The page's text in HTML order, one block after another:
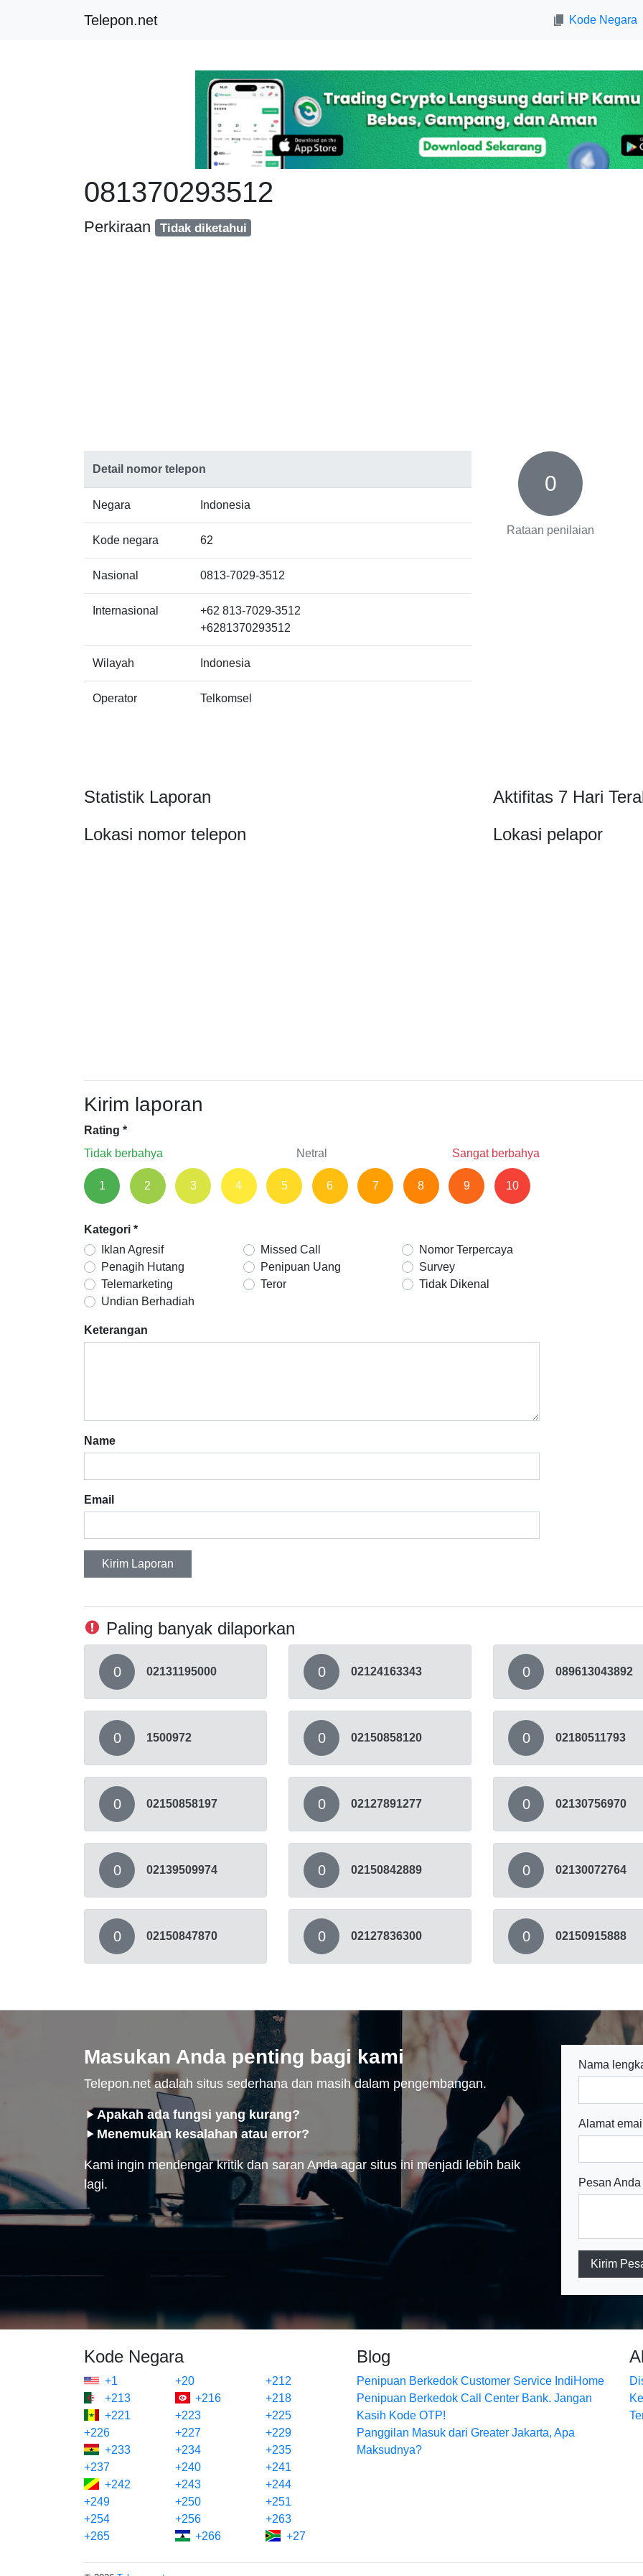
Telepon.net Kode Negara
081370293512
Perkiraan Tidak diketahui
Detail nomor telepon
Negara Indonesia
Kode negara 62
Nasional 0813-7029-3512
Internasional
+62 813-7029-3512
+6281370293512
Wilayah Indonesia
Operator Telkomsel
0
Rataan penilaian
Statistik Laporan
Aktifitas 7 Hari
Lokasi nomor telepon
Lokasi pelapor
Kirim laporan
Rating *
Tidak berbahya
Netral Sangat berbahya
1 2 3 4 5 6 7 8 9 10
Kategori *
Iklan Agresif
Missed Call
Nomor Terpercaya
Penagih Hutang
Penipuan Uang
Survey
Telemarketing
Teror
Tidak Dikenal
Undian Berhadiah
Keterangan
Name
Email
Kirim Laporan
Paling banyak dilaporkan
0 02131195000 0 02124163343 0 089613043892
0 1500972 0 02150858120 0 02180511793
0 02150858197 0 02127891277 0 02130756970
0 02139509974 0 02150842889 0 02130072764
0 02150847870 0 02127836300 0 02150915888
Masukan Anda penting bagi kami
Telepon.net adalah situs sederhana dan masih dalam pengembangan.
Apakah ada fungsi yang kurang?
Menemukan kesalahan atau error?
Kami ingin mendengar kritik dan saran Anda agar situs ini menjadi lebih baik
lagi.
Nama
Alamat
Pesan Anda
Kirim
Kode Negara
+1 +20
+212
+213
+216
+218
+221
+223
+225
+226
+227
+229
+233
+234
+235
+237
+240
+241
+242
+243
+244
+249
+250
+251
+254
+256
+263
+265
+266 +27
Blog
Penipuan Berkedok Customer Service IndiHome
Penipuan Berkedok Call Center Bank. Jangan
Kasih Kode OTP!
Panggilan Masuk dari Greater Jakarta, Apa
Maksudnya?